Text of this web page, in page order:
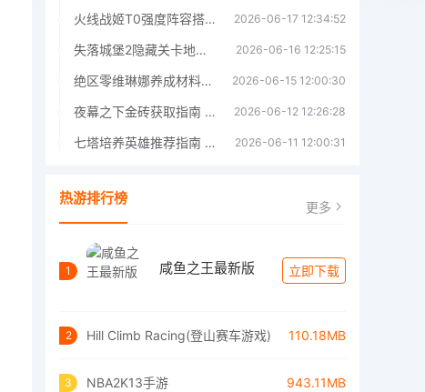
火线战姬T0强度阵容搭配推荐 火线战姬T0强度阵容哪个好 2026-06-17 12:34:52
失落城堡2隐藏关卡地图解锁指南 2026-06-16 12:25:15
绝区零维琳娜养成材料汇总指南 2026-06-15 12:00:30
夜幕之下金砖获取指南 夜幕之下金砖获取方法 2026-06-12 12:26:28
七塔培养英雄推荐指南 七塔培养哪个英雄好 2026-06-11 12:00:31
热游排行榜 更多
1 咸鱼之王最新版 立即下载
2 Hill Climb Racing(登山赛车游戏) 110.18MB
3 NBA2K13手游 943.11MB